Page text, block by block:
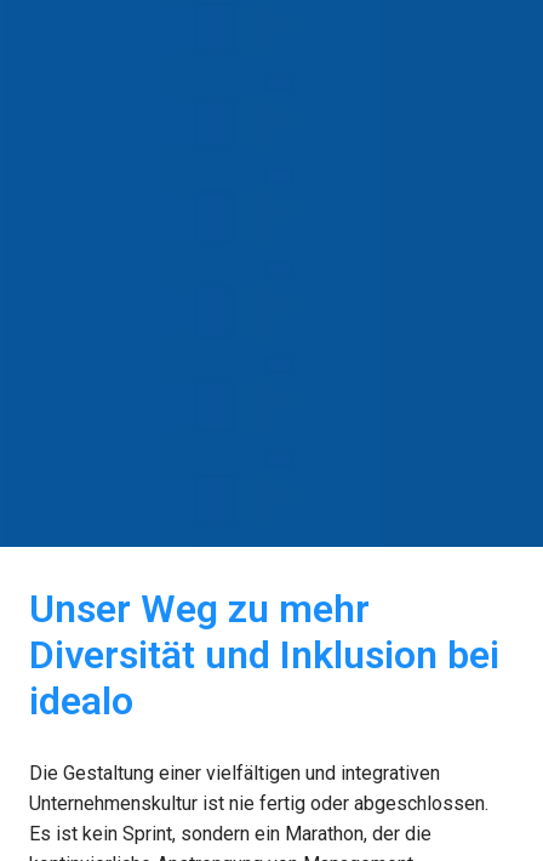
Unser Weg zu mehr
Diversität und Inklusion bei
idealo
Die Gestaltung einer vielfältigen und integrativen
Unternehmenskultur ist nie fertig oder abgeschlossen.
Es ist kein Sprint, sondern ein Marathon, der die